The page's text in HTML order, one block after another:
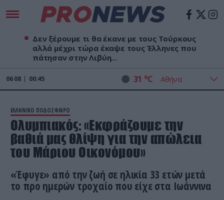
Δεν ξέρουμε τι θα έκανε με τους Τούρκους
αλλά μέχρι τώρα έκαψε τους Έλληνες που
πάτησαν στην Λιβύη...
06 08 00:45 31 oC
ΕΛΛΗΝΙΚΟ ΠΟΔΟΣΦΑΙΡΟ
Ολυμπιακός: «Εκφράζουμε την
βαθιά μας θλίψη για την απώλεια
του Μάριου Οικονόμου»
«Έφυγε» από την ζωή σε ηλικία 33 ετών μετά
το προ ημερών τροχαίο που είχε στα Ιωάννινα